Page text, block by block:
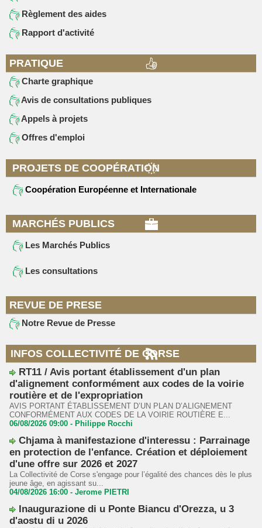
Règlement des aides
Rapport d'activité
PRATIQUE
Charte graphique
Avis de consultations publiques
Appels à projets
Offres d'emploi
PROJETS DE COOPÉRATION
Coopération Européenne et Internationale
MARCHÉS PUBLICS
Les Marchés Publics
Les consultations
REVUE DE PRESE
Notre Revue de Presse
INFOS COLLECTIVITÉ DE CORSE
RT11 / Avis portant établissement d'un plan
d'alignement conformément aux codes de la voirie
routière et de l'expropriation
AVIS PORTANT ÉTABLISSEMENT D’UN PLAN D’ALIGNEMENT
CONFORMÉMENT AUX CODES DE LA VOIRIE ROUTIÈRE E...
06/08/2026 09:00 - Philippe Rocchi
Chjama à manifestazione d'interessu : Parrainage
en protection de l'enfance. Création et déploiement
d'une offre sur 2026 et 2027
La Collectivité de Corse s'engage pour l’égalité des chances dès le plus
jeune âge, en agissant su...
04/08/2026 16:00 - Jerome PIETRI
Inaugurazione di u Ponte Biancu d'Orezza, u 3
d'aostu di u 2026